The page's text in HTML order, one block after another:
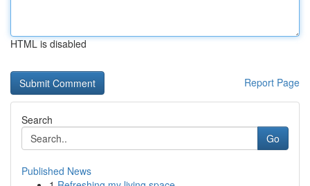
HTML is disabled
Report Page
Search
Go
Published News